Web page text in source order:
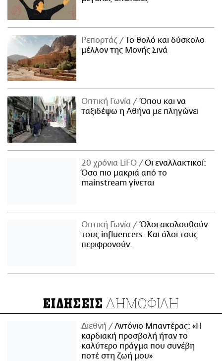
Ρεπορτάζ
Το θολό και δύσκολο
μέλλον της Μονής Σινά
Οπτική Γωνία
Όπου και να
ταξιδέψω η Αθήνα με πληγώνει
20 χρόνια LiFO
Οι εναλλακτικοί:
Όσο πιο μακριά από το
mainstream γίνεται
Οπτική Γωνία
Όλοι ακολουθούν
τους influencers. Και όλοι τους
περιφρονούν.
ΕΙΔΗΣΕΙΣ ΔΗΜΟΦΙΛΗ
Διεθνή
Αντόνιο Μπαντέρας: «Η
καρδιακή προσβολή ήταν το
καλύτερο πράγμα που συνέβη
ποτέ στη ζωή μου»